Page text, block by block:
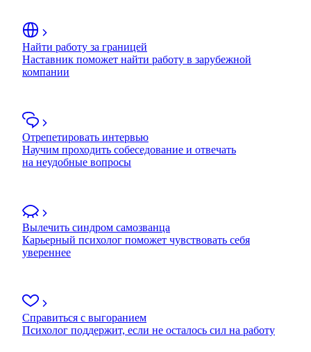
Найти работу за границей
Наставник поможет найти работу в зарубежной
компании
Отрепетировать интервью
Научим проходить собеседование и отвечать
на неудобные вопросы
Вылечить синдром самозванца
Карьерный психолог поможет чувствовать себя
увереннее
Справиться с выгоранием
Психолог поддержит, если не осталось сил на работу